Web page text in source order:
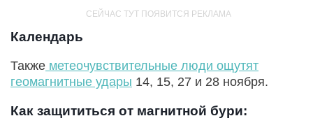
Календарь
Также метеочувствительные люди ощутят
геомагнитные удары 14, 15, 27 и 28 ноября.
Как защититься от магнитной бури: